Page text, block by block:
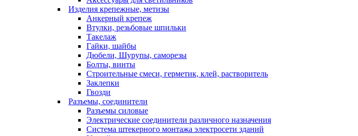
Изделия крепежные, метизы
Анкерный крепеж
Втулки, резьбовые шпильки
Такелаж
Гайки, шайбы
Дюбели, Шурупы, саморезы
Болты, винты
Строительные смеси, герметик, клей, растворитель
Заклепки
Гвозди
Разъемы, соединители
Разъемы силовые
Электрические соединители различного назначения
Система штекерного монтажа электросети зданий